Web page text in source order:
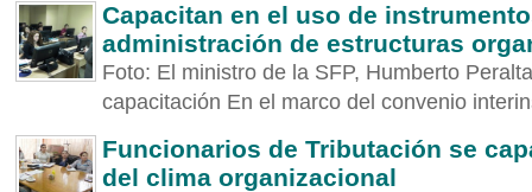
Capacitan en el uso de
administración de estructuras
Foto: El ministro de la SFP, Humberto
capacitación En el marco del convenio
Funcionarios de Tributación se
del clima organizacional